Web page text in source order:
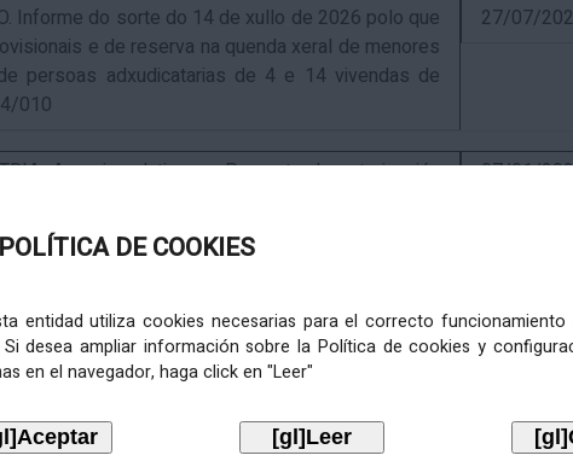
DE COOKIES
entidad utiliza cookies necesarias para el correcto
Si desea ampliar información sobre la Política de cookies y
en el navegador, haga click en "Leer"
Informe do sorte do 14 de xullo de 2026 polo que
e de reserva na quenda xeral de menores
persoas adxudicatarias de 4 e 14 vivendas de
010
27/07/
Anuncio relativo ao Proxecto de autorización
a instalación de nova ERM 16/4 Q.9000-D sita
exp. IN627A 2024/4-1
07/01/
relativo á recadación das cotas estatais e
Económicas de 2026, cuxa xestión recadatoria
Tributaria.